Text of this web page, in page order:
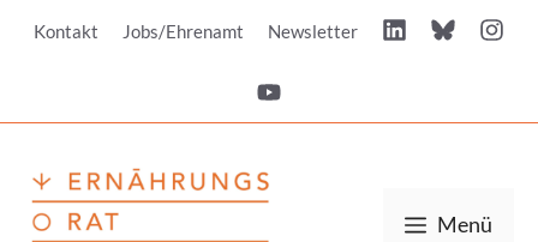
InhaltKontakt Jobs/Ehrenamt Newsletter
Menü